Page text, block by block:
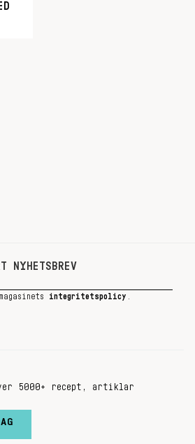
NYHETSBREV
integritetspolicy
5000+ recept, artiklar